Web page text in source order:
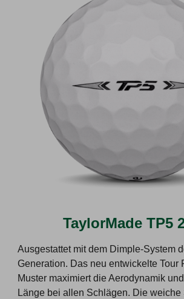
TaylorMade TP5
Ausgestattet mit dem Dimple-System
Generation. Das neu entwickelte Tour
Muster maximiert die Aerodynamik
Länge bei allen Schlägen. Die weiche